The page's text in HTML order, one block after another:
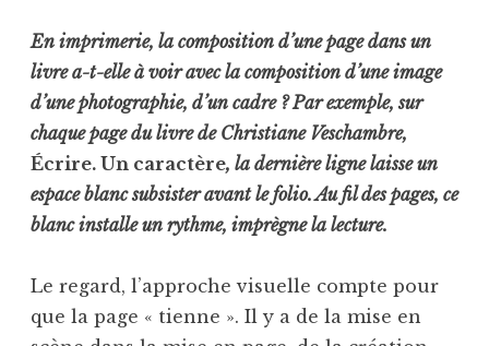
En imprimerie, la composition d’une page dans un
livre a-t-elle à voir avec la composition d’une image
d’une photographie, d’un cadre ? Par exemple, sur
chaque page du livre de Christiane Veschambre,
Écrire. Un caractère, la dernière ligne laisse un
espace blanc subsister avant le folio. Au fil des pages, ce
blanc installe un rythme, imprègne la lecture.
Le regard, l’approche visuelle compte pour
que la page « tienne ». Il y a de la mise en